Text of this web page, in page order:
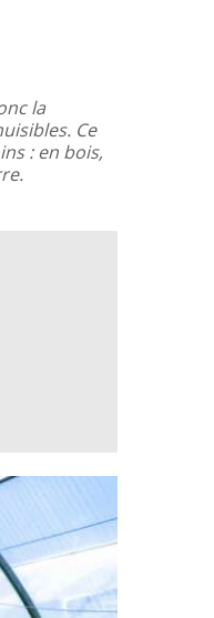
la
Ce
: en bois,